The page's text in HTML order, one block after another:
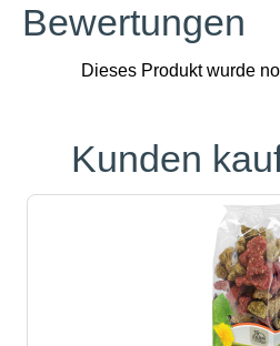
Bewertungen
Produktgalerie überspringen
Kunden